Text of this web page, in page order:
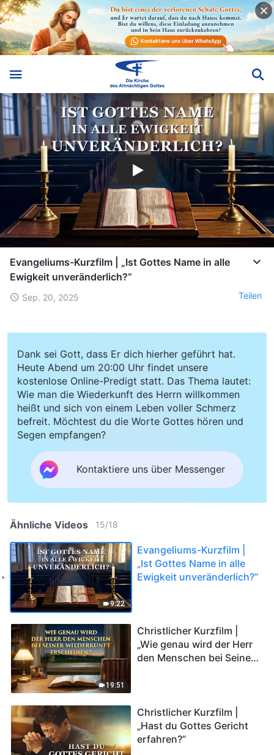
Evangeliums-Kurzfilm | „Ist Gottes Name in alle
Ewigkeit unveränderlich?“
Sep. 20, 2025 Teilen
Dank sei Gott, dass Er dich hierher geführt hat.
Heute Abend um 20:00 Uhr findet unsere
kostenlose Online-Predigt statt. Das Thema lautet:
Wie man die Wiederkunft des Herrn willkommen
heißt und sich von einem Leben voller Schmerz
befreit. Möchtest du die Worte Gottes hören und
Segen empfangen?
Kontaktiere uns über Messenger
Ähnliche Videos 15/18
9:22
Evangeliums-Kurzfilm |
„Ist Gottes Name in alle
Ewigkeit unveränderlich?“
19:51
Christlicher Kurzfilm |
„Wie genau wird der Herr
den Menschen bei Seiner
Christlicher Kurzfilm |
„Hast du Gottes Gericht
erfahren?“